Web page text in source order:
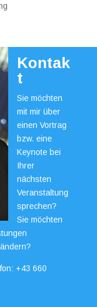
Kontak
t
Sie möchten
mit mir über
einen Vortrag
bzw. eine
Keynote bei
Ihrer
nächsten
Veranstaltung
sprechen?
Sie möchten
+43 660